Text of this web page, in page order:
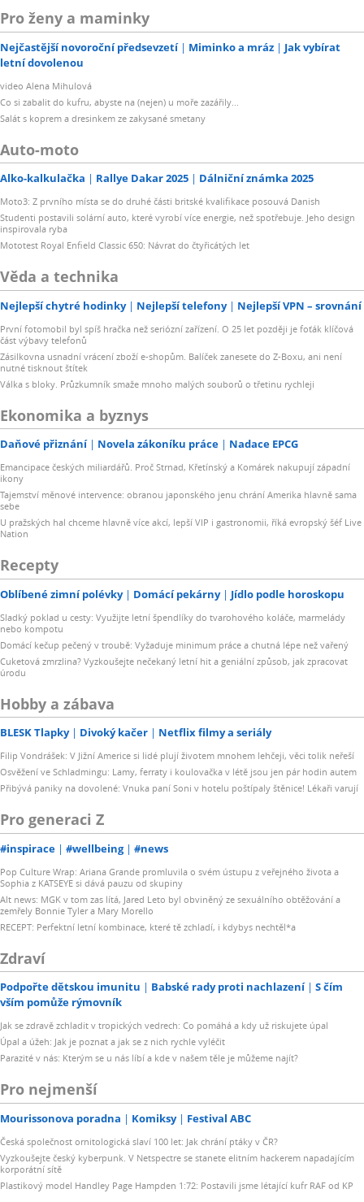
Pro ženy a maminky
Nejčastější novoroční předsevzetí Miminko a mráz
Jak vybírat
letní dovolenou
video Alena Mihulová
Co si zabalit do kufru, abyste na (nejen) u moře zazářily...
Salát s koprem a dresinkem ze zakysané smetany
Auto-moto
Alko-kalkulačka Rallye Dakar 2025 Dálniční známka 2025
Moto3: Z prvního místa se do druhé části britské kvalifikace posouvá Danish
Studenti postavili solární auto, které vyrobí více energie, než spotřebuje. Jeho design
inspirovala ryba
Mototest Royal Enfield Classic 650: Návrat do čtyřicátých let
Věda a technika
Nejlepší chytré hodinky Nejlepší telefony Nejlepší VPN – srovnání
První fotomobil byl spíš hračka než seriózní zařízení. O 25 let později je foťák klíčová
část výbavy telefonů
Zásilkovna usnadní vrácení zboží e-shopům. Balíček zanesete do Z-Boxu, ani není
nutné tisknout štítek
Válka s bloky. Průzkumník smaže mnoho malých souborů o třetinu rychleji
Ekonomika a byznys
Daňové přiznání Novela zákoníku práce Nadace EPCG
Emancipace českých miliardářů. Proč Strnad, Křetínský a Komárek nakupují západní
ikony
Tajemství měnové intervence: obranou japonského jenu chrání Amerika hlavně sama
sebe
U pražských hal chceme hlavně více akcí, lepší VIP i gastronomii, říká evropský šéf Live
Nation
Recepty
Oblíbené zimní polévky Domácí pekárny Jídlo podle horoskopu
Sladký poklad u cesty: Využijte letní špendlíky do tvarohového koláče, marmelády
nebo kompotu
Domácí kečup pečený v troubě: Vyžaduje minimum práce a chutná lépe než vařený
Cuketová zmrzlina? Vyzkoušejte nečekaný letní hit a geniální způsob, jak zpracovat
úrodu
Hobby a zábava
BLESK Tlapky Divoký kačer Netflix filmy a seriály
Filip Vondrášek: V Jižní Americe si lidé plují životem mnohem lehčeji, věci tolik neřeší
Osvěžení ve Schladmingu: Lamy, ferraty i koulovačka v létě jsou jen pár hodin autem
Přibývá paniky na dovolené: Vnuka paní Soni v hotelu poštípaly štěnice! Lékaři varují
Pro generaci Z
#inspirace #wellbeing #news
Pop Culture Wrap: Ariana Grande promluvila o svém ústupu z veřejného života a
Sophia z KATSEYE si dává pauzu od skupiny
Alt news: MGK v tom zas lítá, Jared Leto byl obviněný ze sexuálního obtěžování a
zemřely Bonnie Tyler a Mary Morello
RECEPT: Perfektní letní kombinace, které tě zchladí, i kdybys nechtěl*a
Zdraví
Podpořte dětskou imunitu Babské rady proti nachlazení
S čím
vším pomůže rýmovník
Jak se zdravě zchladit v tropických vedrech: Co pomáhá a kdy už riskujete úpal
Úpal a úžeh: Jak je poznat a jak se z nich rychle vyléčit
Parazité v nás: Kterým se u nás líbí a kde v našem těle je můžeme najít?
Pro nejmenší
Mourissonova poradna Komiksy Festival ABC
Česká společnost ornitologická slaví 100 let: Jak chrání ptáky v ČR?
Vyzkoušejte český kyberpunk. V Netspectre se stanete elitním hackerem napadajícím
korporátní sítě
Plastikový model Handley Page Hampden 1:72: Postavili jsme létající kufr RAF od KP